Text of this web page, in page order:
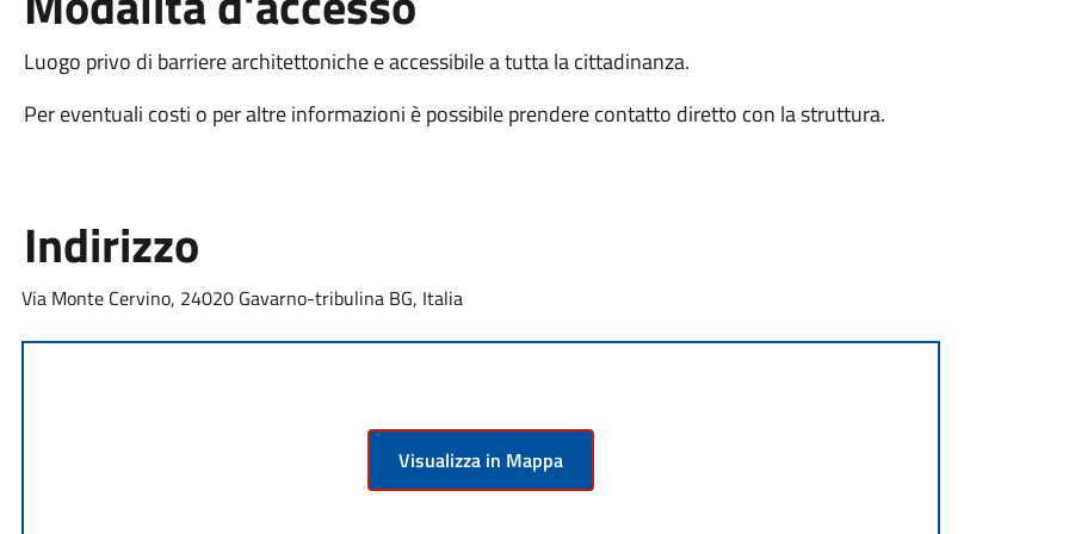
Luogo privo di barriere architettoniche e accessibile a tutta la cittadinanza.
Per eventuali costi o per altre informazioni è possibile prendere contatto diretto con la struttura.
Indirizzo
Via Monte Cervino, 24020 Gavarno-tribulina BG, Italia
Visualizza in Mappa